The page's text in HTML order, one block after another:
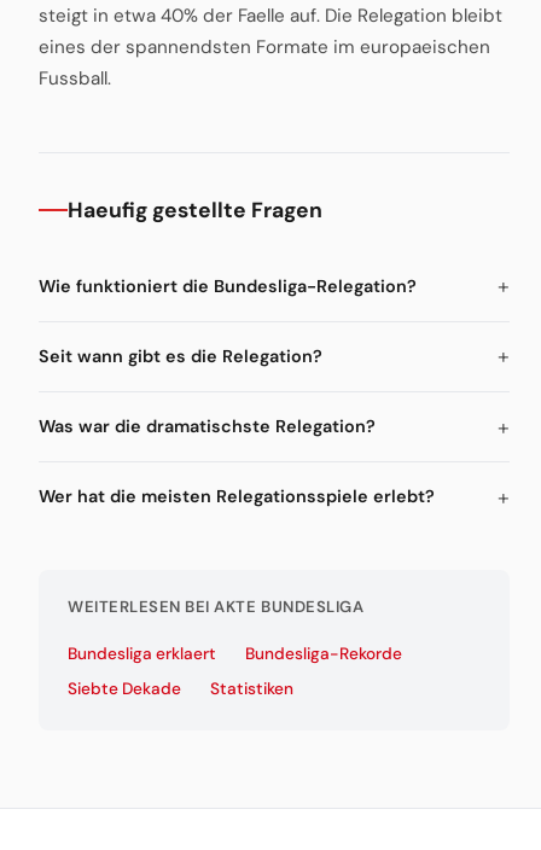
steigt in etwa 40% der Faelle auf. Die Relegation bleibt
eines der spannendsten Formate im europaeischen
Fussball.
Haeufig gestellte Fragen
Wie funktioniert die Bundesliga-Relegation?
Seit wann gibt es die Relegation?
Was war die dramatischste Relegation?
Wer hat die meisten Relegationsspiele erlebt?
WEITERLESEN BEI AKTE BUNDESLIGA
Bundesliga erklaert
Bundesliga-Rekorde
Siebte Dekade
Statistiken